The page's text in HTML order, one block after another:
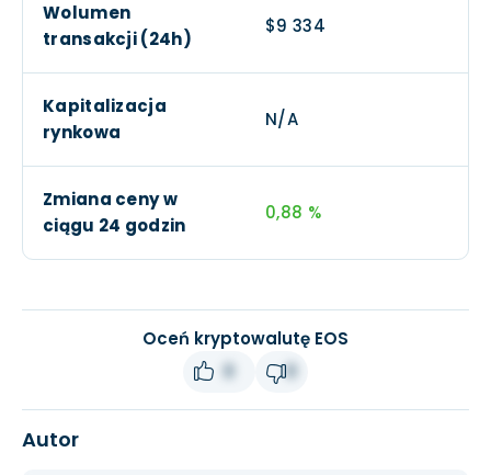
Wolumen
transakcji (24h)
$9 334
Kapitalizacja
rynkowa
N/A
Zmiana ceny w
ciągu 24 godzin
0,88 %
Oceń kryptowalutę EOS
Autor